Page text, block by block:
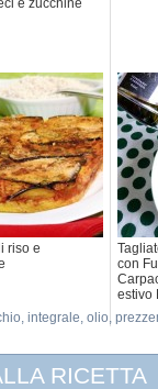
e zucchine
riso e
con
estivo
, integrale, olio,
RICETTA